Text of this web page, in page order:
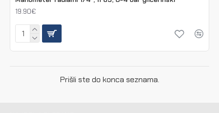
19.90€
Prišli ste do konca seznama.